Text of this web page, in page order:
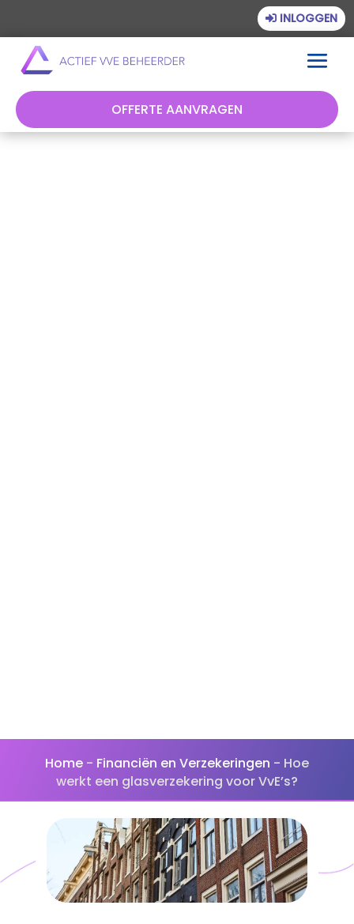
INLOGGEN
OFFERTE AANVRAGEN
Home- Financiën en Verzekeringen - Hoe
werkt een glasverzekering voor VvE’s?